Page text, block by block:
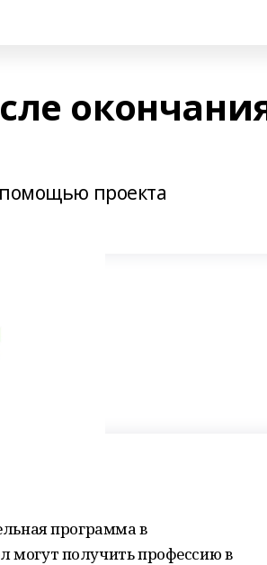
помощью проекта
программа в
могут получить профессию в